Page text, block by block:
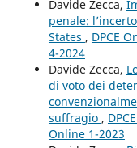
Davide Zecca,
penale:
States , DPCE
4-2024
Davide Zecca,
di voto dei
suffragio ,
Online 1-2023